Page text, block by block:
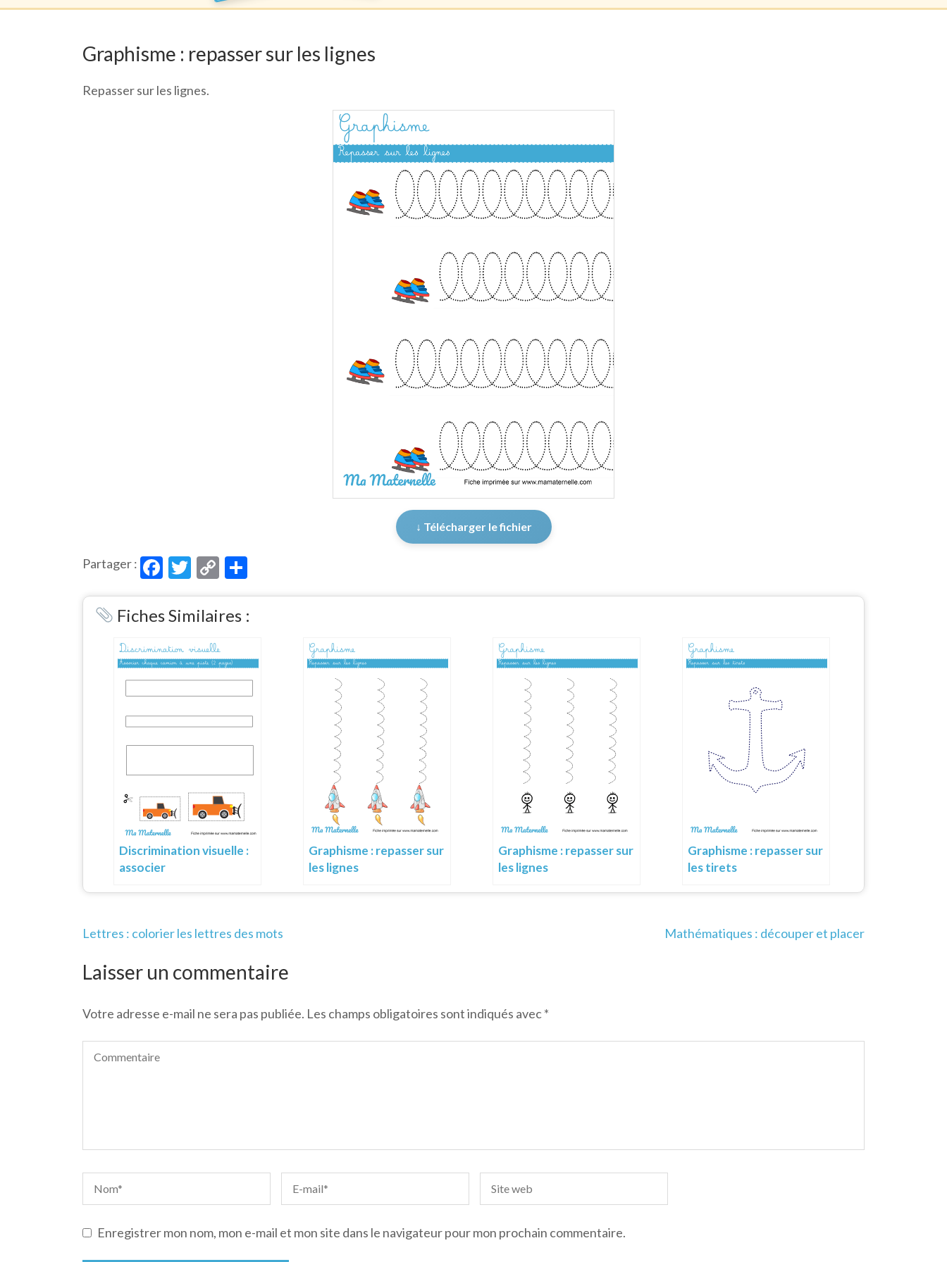
Graphisme : repasser sur les lignes
Repasser sur les lignes.
↓ Télécharger le fichier
Partager : Facebook
Twitter
Copy
Link
Fiches Similaires :
Discrimination visuelle :
associer
Graphisme : repasser sur
les lignes
Graphisme : repasser sur
les lignes
Graphisme : repasser sur
les tirets
Navigation
l’article
Lettres : colorier les lettres des mots Mathématiques : découper et placer
Laisser un commentaire
Votre adresse e-mail ne sera pas publiée. Les champs obligatoires sont indiqués avec*
Enregistrer mon nom, mon e-mail et mon site dans le navigateur pour mon prochain commentaire.